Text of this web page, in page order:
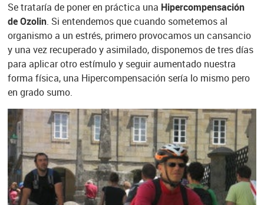
Se trataría de poner en práctica una Hipercompensación
de Ozolin. Si entendemos que cuando sometemos al
organismo a un estrés, primero provocamos un cansancio
y una vez recuperado y asimilado, disponemos de tres días
para aplicar otro estímulo y seguir aumentado nuestra
forma física, una Hipercompensación sería lo mismo pero
en grado sumo.